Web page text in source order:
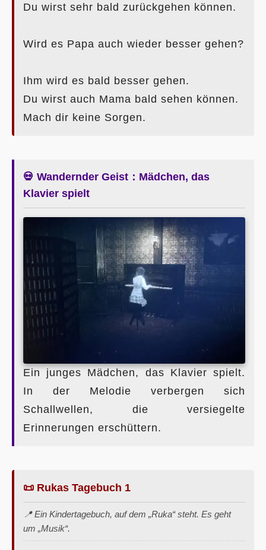
Du wirst sehr bald zurückgehen können.
Wird es Papa auch wieder besser gehen?
Ihm wird es bald besser gehen.
Du wirst auch Mama bald sehen können.
Mach dir keine Sorgen.
💀 Wandernder Geist：Mädchen, das
Klavier spielt
Ein junges Mädchen, das Klavier spielt.
In der Melodie verbergen sich
Schallwellen, die versiegelte
Erinnerungen erschüttern.
📜 Rukas Tagebuch 1
📍 Ein Kindertagebuch, auf dem „Ruka“ steht. Es geht
um „Musik“.